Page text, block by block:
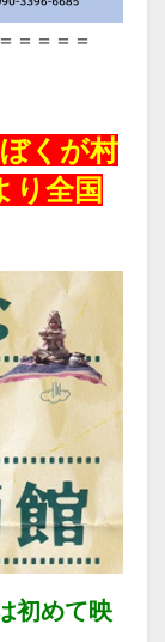
＝＝＝＝
くが村
り全国
初めて映